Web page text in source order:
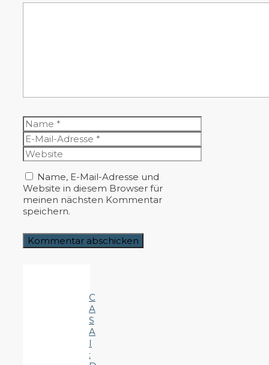
Name
E-
Mail-
Adresse
Website
Name, E-Mail-Adresse und
Website in diesem Browser für
meinen nächsten Kommentar
speichern.
C
A
S
A
I
: